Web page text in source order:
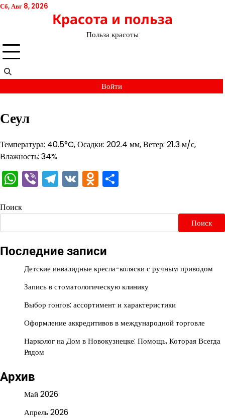
Перейти
Сб, Авг 8, 2026
Красота и польза
Польза красоты
Войти
Сеул
Температура: 40.5°C, Осадки: 202.4 мм, Ветер: 21.3 м/с,
Влажность: 34%
WhatsApp
ViberTelegram
VKOdnoklassniki
Поиск
Поиск
Последние записи
Детские инвалидные кресла-коляски с ручным приводом
Запись в стоматологическую клинику
Выбор гонгов: ассортимент и характеристики
Оформление аккредитивов в международной торговле
Нарколог на Дом в Новокузнецке: Помощь, Которая Всегда
Рядом
Архив
Май 2026
Апрель 2026